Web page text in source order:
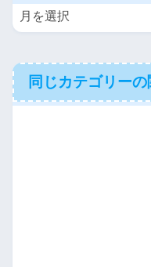
同じカテゴリー